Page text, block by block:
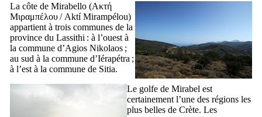
La côte de Mirabello (Ακτή
Μιραμπέλου/ Aktí Mirampélou)
appartient à trois communes de la
province du Lassithi : à l’ouest à
la commune d’Agios Nikolaos ;
au sud à la commune d’Iérapétra ;
à l’est à la commune de Sitia.
Le golfe de Mirabel est
certainement l’une des régions les
plus belles de Crète. Les